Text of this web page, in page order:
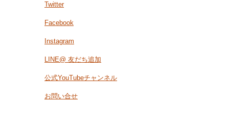
Twitter
Facebook
Instagram
LINE@ 友だち追加
公式YouTubeチャンネル
お問い合せ